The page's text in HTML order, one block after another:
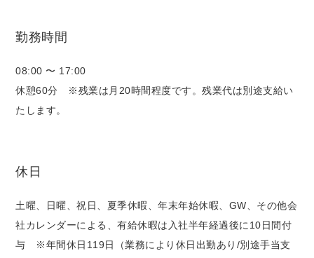
勤務時間
08:00 〜 17:00
休憩60分 ※残業は月20時間程度です。残業代は別途支給い
たします。
休日
土曜、日曜、祝日、夏季休暇、年末年始休暇、GW、その他会
社カレンダーによる、有給休暇は入社半年経過後に10日間付
与 ※年間休日119日（業務により休日出勤あり/別途手当支